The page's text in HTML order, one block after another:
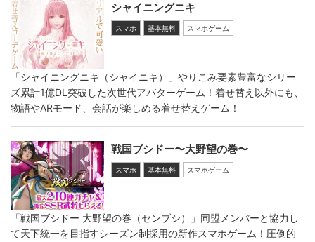
シャイニングニキ
スマホ 基本無料 スマホゲーム
「シャイニングニキ（シャイニキ）」やりこみ要素豊富なシリー
ズ累計1億DL突破した次世代アバターゲーム！着せ替え以外にも、
物語やARモード、会話が楽しめる着せ替えゲーム！
戦国ブシドー〜大野望の巻〜
スマホ 基本無料 スマホゲーム
「戦国ブシドー 大野望の巻（センブシ）」同盟メンバーと協力し
て天下統一を目指すシーズン制採用の新作スマホゲーム！圧倒的